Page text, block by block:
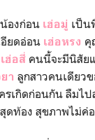
งก่อน เฮ่อมู่ เป็น
ยดอ่อน เฮ่อหรง คุ
เฮ่อสี่ คนนี้จะมีนิสัย
า ลูกสาวคนเดียว
รเกิดก่อนกัน ลืมไป
ดท้อง สุขภาพไม่ค่